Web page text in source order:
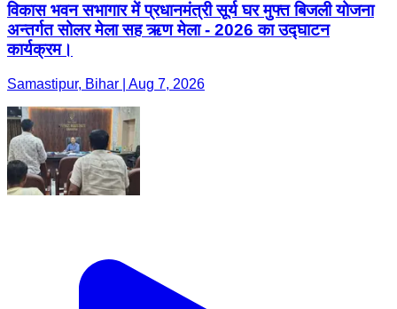
विकास भवन सभागार में प्रधानमंत्री सूर्य घर मुफ्त बिजली योजना
अन्तर्गत सोलर मेला सह ऋण मेला - 2026 का उद्घाटन
कार्यक्रम।
Samastipur, Bihar | Aug 7, 2026